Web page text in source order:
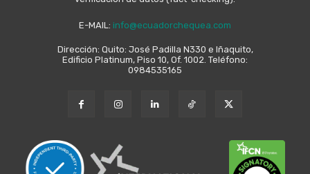
E-MAIL: info@ecuadorchequea.com
Dirección: Quito: José Padilla N330 e Iñaquito,
Edificio Platinum, Piso 10, Of. 1002. Teléfono:
0984535165